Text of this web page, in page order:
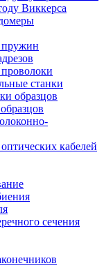
Виккерса
станки
образцов
кабелей
сечения